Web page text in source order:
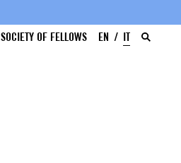
SOCIETY OF FELLOWS EN IT